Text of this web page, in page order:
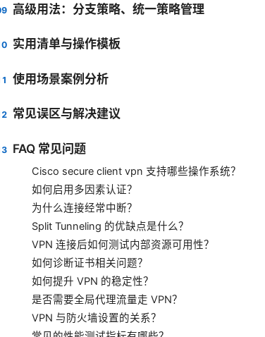
高级用法：分支策略、统一策略管理
实用清单与操作模板
使用场景案例分析
常见误区与解决建议
FAQ 常见问题
Cisco secure client vpn 支持哪些操作系统？
如何启用多因素认证？
为什么连接经常中断？
Split Tunneling 的优缺点是什么？
VPN 连接后如何测试内部资源可用性？
如何诊断证书相关问题？
如何提升 VPN 的稳定性？
是否需要全局代理流量走 VPN？
VPN 与防火墙设置的关系？